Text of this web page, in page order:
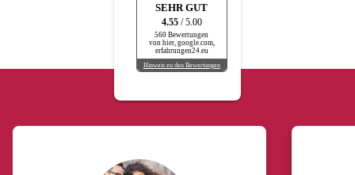
SEHR GUT
4.55 / 5.00
560 Bewertungen
von hier, google.com,
erfahrungen24.eu
Hinweis zu den Bewertungen